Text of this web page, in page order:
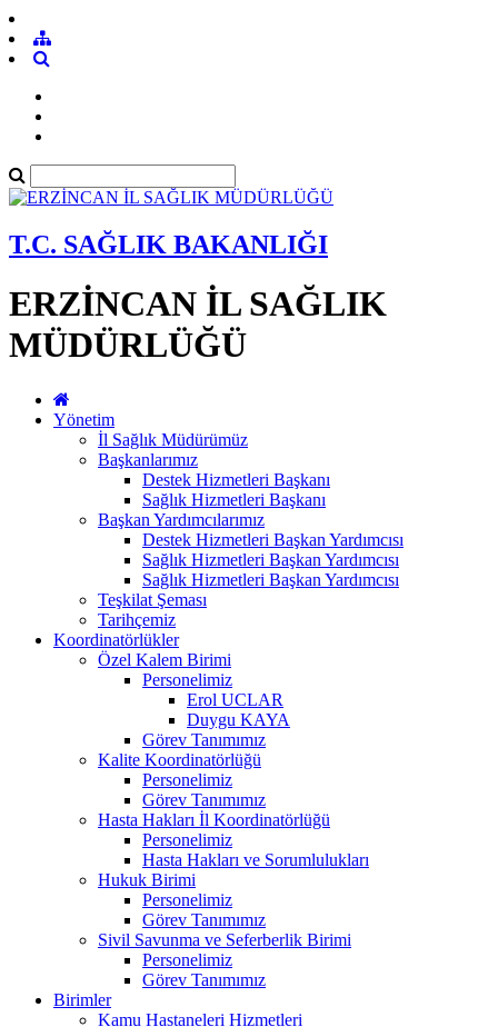
T.C. SAĞLIK BAKANLIĞI
ERZİNCAN İL SAĞLIK
MÜDÜRLÜĞÜ
Yönetim
İl Sağlık Müdürümüz
Başkanlarımız
Destek Hizmetleri Başkanı
Sağlık Hizmetleri Başkanı
Başkan Yardımcılarımız
Destek Hizmetleri Başkan Yardımcısı
Sağlık Hizmetleri Başkan Yardımcısı
Sağlık Hizmetleri Başkan Yardımcısı
Teşkilat Şeması
Tarihçemiz
Koordinatörlükler
Özel Kalem Birimi
Personelimiz
Erol UCLAR
Duygu KAYA
Görev Tanımımız
Kalite Koordinatörlüğü
Personelimiz
Görev Tanımımız
Hasta Hakları İl Koordinatörlüğü
Personelimiz
Hasta Hakları ve Sorumlulukları
Hukuk Birimi
Personelimiz
Görev Tanımımız
Sivil Savunma ve Seferberlik Birimi
Personelimiz
Görev Tanımımız
Birimler
Kamu Hastaneleri Hizmetleri